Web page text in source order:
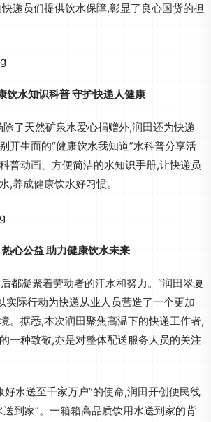
递员们提供饮水保障,彰显了良心国货的担
饮水知识科普 守护快递人健康
了天然矿泉水爱心捐赠外,润田还为快递
开生面的“健康饮水我知道”水科普分享活
普动画、方便简洁的水知识手册,让快递员
,养成健康饮水好习惯。
热心公益助力健康饮水未来
都凝聚着劳动者的汗水和努力。“润田翠夏
实际行动为快递从业人员营造了一个更加
。据悉,本次润田聚焦高温下的快递工作者,
一种致敬,亦是对整体配送服务人员的关注
好水送至千家万户”的使命,润田开创便民线
到家”。一箱箱高品质饮用水送到家的背